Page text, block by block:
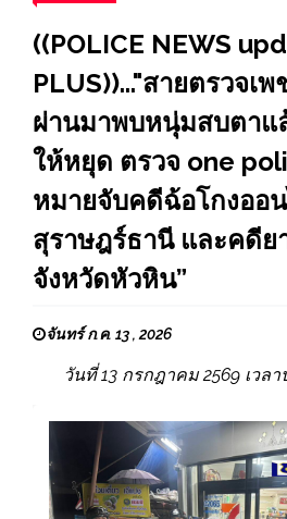
((POLICE NEWS
PLUS))..."สายตรวจเ
ผ่านมาพบหนุ่มสบตาแ
ให้หยุด ตรวจ one
หมายจับคดีฉ้อโกงออ
สุราษฎร์ธานี และคดีย
จังหวัดหัวหิน”
จันทร์ ก.ค. 13 , 2026
วันที่ 13 กรกฎาคม 2569 เวลา